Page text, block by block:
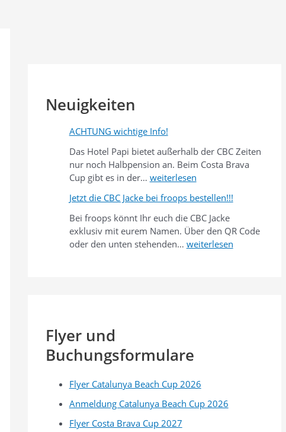
Neuigkeiten
ACHTUNG wichtige Info!
Das Hotel Papi bietet außerhalb der CBC Zeiten
nur noch Halbpension an. Beim Costa Brava
Cup gibt es in der… A
H
T
U
N
e
n
o
!
weiterlesen
Jetzt die CBC Jacke bei froops bestellen!!!
Bei froops könnt Ihr euch die CBC Jacke
exklusiv mit eurem Namen. Über den QR Code
oder den unten stehenden… J
B
J
a
weiterlesen
Flyer und
Buchungsformulare
Flyer Catalunya Beach Cup 2026
Anmeldung Catalunya Beach Cup 2026
Flyer Costa Brava Cup 2027